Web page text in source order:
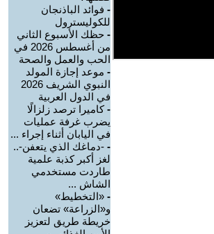
- فوائد الباذنجان
للكوليسترول
- حظك الأسبوع الثاني
من أغسطس 2026 في
الحب والعمل والصحة
- موعد إجازة المولد
النبوي الشريف 2026
في الدول العربية
-كاميرا ترصد زلزالًا
يضرب غرفة عمليات
في اليابان أثناء إجراء ...
- -دماغك الذي يتعفن-..
لغز أكبر كذبة علمية
طاردت مستخدمي
الشاش ...
- «التخطيط»
و«الزراعة» تضعان
خريطة طريق لتعزيز